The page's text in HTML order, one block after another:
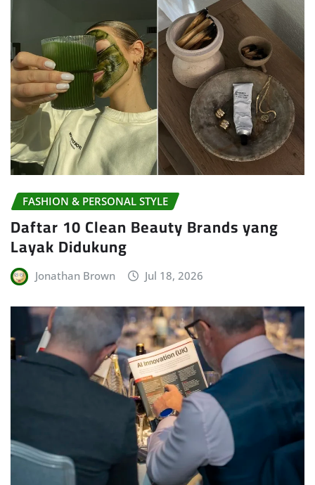
FASHION & PERSONAL STYLE
Daftar 10 Clean Beauty Brands yang
Layak Didukung
Jonathan Brown Jul 18, 2026